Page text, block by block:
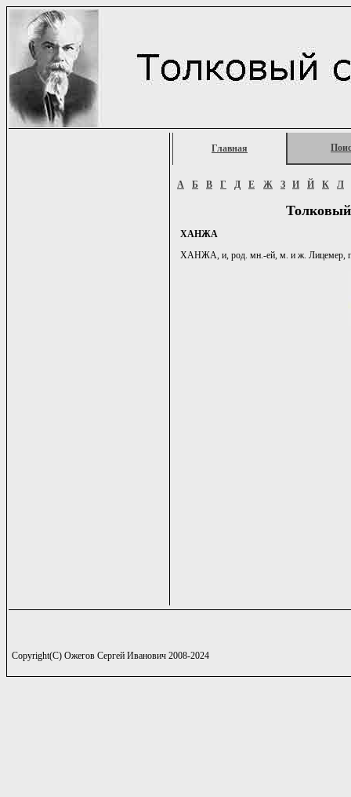
Главная
А Б В Г Д Е Ж З И Й К Л
ХАНЖА
ХАНЖА, и, род. мн.-ей, м. и ж. Лицемер,
Copyright(C) Ожегов Сергей Иванович 2008-2024